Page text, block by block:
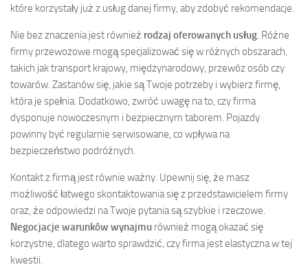
które korzystały już z usług danej firmy, aby zdobyć rekomendacje.
Nie bez znaczenia jest również rodzaj oferowanych usług. Różne
firmy przewozowe mogą specjalizować się w różnych obszarach,
takich jak transport krajowy, międzynarodowy, przewóz osób czy
towarów. Zastanów się, jakie są Twoje potrzeby i wybierz firmę,
która je spełnia. Dodatkowo, zwróć uwagę na to, czy firma
dysponuje nowoczesnym i bezpiecznym taborem. Pojazdy
powinny być regularnie serwisowane, co wpływa na
bezpieczeństwo podróżnych.
Kontakt z firmą jest równie ważny. Upewnij się, że masz
możliwość łatwego skontaktowania się z przedstawicielem firmy
oraz, że odpowiedzi na Twoje pytania są szybkie i rzeczowe.
Negocjacje warunków wynajmu również mogą okazać się
korzystne, dlatego warto sprawdzić, czy firma jest elastyczna w tej
kwestii.